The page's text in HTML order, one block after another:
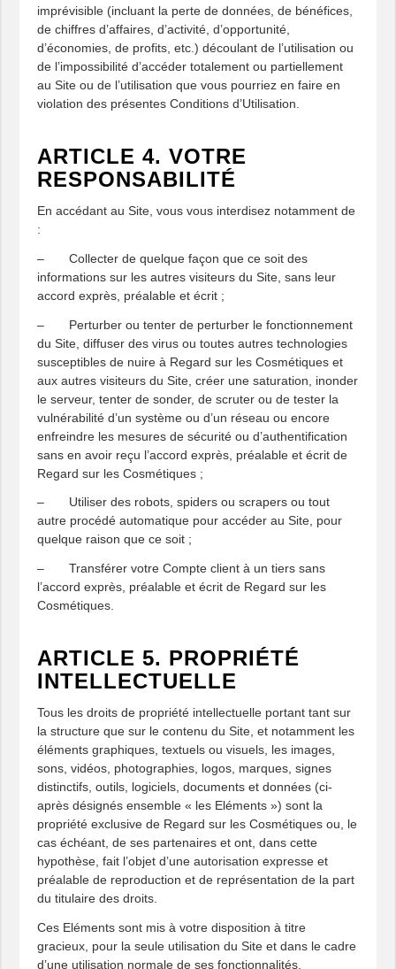
imprévisible (incluant la perte de données, de bénéfices,
de chiffres d’affaires, d’activité, d’opportunité,
d’économies, de profits, etc.) découlant de l’utilisation ou
de l’impossibilité d’accéder totalement ou partiellement
au Site ou de l’utilisation que vous pourriez en faire en
violation des présentes Conditions d’Utilisation.
ARTICLE 4. VOTRE
RESPONSABILITÉ
En accédant au Site, vous vous interdisez notamment de
:
– Collecter de quelque façon que ce soit des
informations sur les autres visiteurs du Site, sans leur
accord exprès, préalable et écrit ;
– Perturber ou tenter de perturber le fonctionnement
du Site, diffuser des virus ou toutes autres technologies
susceptibles de nuire à Regard sur les Cosmétiques et
aux autres visiteurs du Site, créer une saturation, inonder
le serveur, tenter de sonder, de scruter ou de tester la
vulnérabilité d’un système ou d’un réseau ou encore
enfreindre les mesures de sécurité ou d’authentification
sans en avoir reçu l’accord exprès, préalable et écrit de
Regard sur les Cosmétiques ;
– Utiliser des robots, spiders ou scrapers ou tout
autre procédé automatique pour accéder au Site, pour
quelque raison que ce soit ;
– Transférer votre Compte client à un tiers sans
l’accord exprès, préalable et écrit de Regard sur les
Cosmétiques.
ARTICLE 5. PROPRIÉTÉ
INTELLECTUELLE
Tous les droits de propriété intellectuelle portant tant sur
la structure que sur le contenu du Site, et notamment les
éléments graphiques, textuels ou visuels, les images,
sons, vidéos, photographies, logos, marques, signes
distinctifs, outils, logiciels, documents et données (ci-
après désignés ensemble « les Eléments ») sont la
propriété exclusive de Regard sur les Cosmétiques ou, le
cas échéant, de ses partenaires et ont, dans cette
hypothèse, fait l’objet d’une autorisation expresse et
préalable de reproduction et de représentation de la part
du titulaire des droits.
Ces Eléments sont mis à votre disposition à titre
gracieux, pour la seule utilisation du Site et dans le cadre
d’une utilisation normale de ses fonctionnalités.